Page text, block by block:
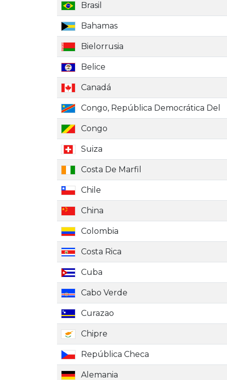
Brasil
Bahamas
Bielorrusia
Belice
Canadá
Congo, República Democrática Del
Congo
Suiza
Costa De Marfil
Chile
China
Colombia
Costa Rica
Cuba
Cabo Verde
Curazao
Chipre
República Checa
Alemania